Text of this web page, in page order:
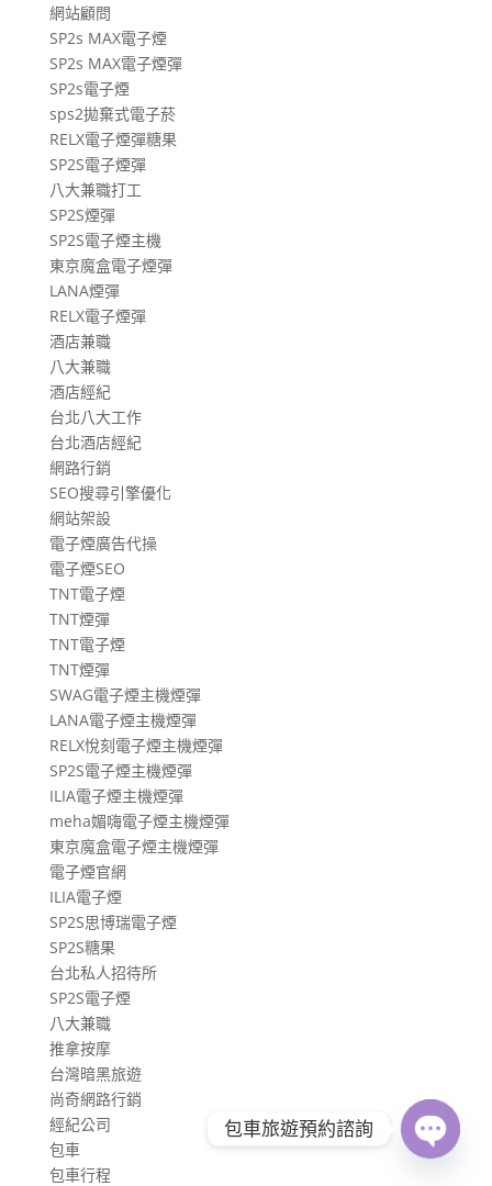
網站顧問
SP2s MAX電子煙
SP2s MAX電子煙彈
SP2s電子煙
sps2拋棄式電子菸
RELX電子煙彈糖果
SP2S電子煙彈
八大兼職打工
SP2S煙彈
SP2S電子煙主機
東京魔盒電子煙彈
LANA煙彈
RELX電子煙彈
酒店兼職
八大兼職
酒店經紀
台北八大工作
台北酒店經紀
網路行銷
SEO搜尋引擎優化
網站架設
電子煙廣告代操
電子煙SEO
TNT電子煙
TNT煙彈
TNT電子煙
TNT煙彈
SWAG電子煙主機煙彈
LANA電子煙主機煙彈
RELX悅刻電子煙主機煙彈
SP2S電子煙主機煙彈
ILIA電子煙主機煙彈
meha媚嗨電子煙主機煙彈
東京魔盒電子煙主機煙彈
電子煙官網
ILIA電子煙
SP2S思博瑞電子煙
SP2S糖果
台北私人招待所
SP2S電子煙
八大兼職
推拿按摩
台灣暗黑旅遊
尚奇網路行銷
經紀公司
包車
包車行程
包車旅遊預約諮詢